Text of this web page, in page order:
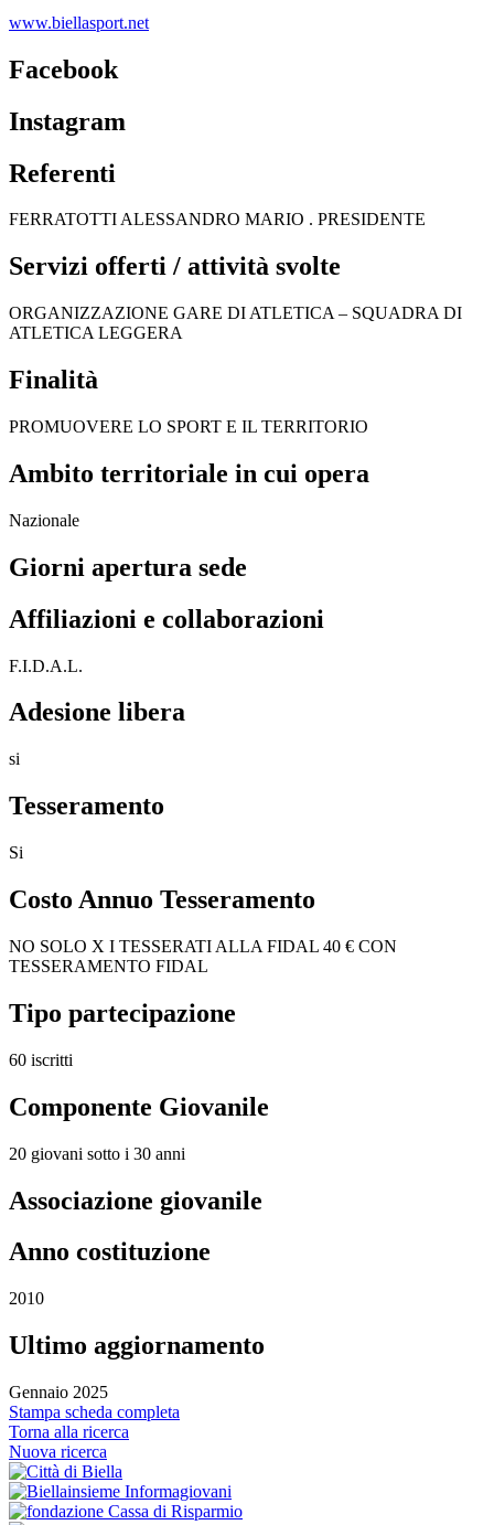
www.biellasport.net
Facebook
Instagram
Referenti
FERRATOTTI ALESSANDRO MARIO . PRESIDENTE
Servizi offerti / attività svolte
ORGANIZZAZIONE GARE DI ATLETICA – SQUADRA DI
ATLETICA LEGGERA
Finalità
PROMUOVERE LO SPORT E IL TERRITORIO
Ambito territoriale in cui opera
Nazionale
Giorni apertura sede
Affiliazioni e collaborazioni
F.I.D.A.L.
Adesione libera
si
Tesseramento
Si
Costo Annuo Tesseramento
NO SOLO X I TESSERATI ALLA FIDAL 40 € CON
TESSERAMENTO FIDAL
Tipo partecipazione
60 iscritti
Componente Giovanile
20 giovani sotto i 30 anni
Associazione giovanile
Anno costituzione
2010
Ultimo aggiornamento
Gennaio 2025
Stampa scheda completa
Torna alla ricerca
Nuova ricerca